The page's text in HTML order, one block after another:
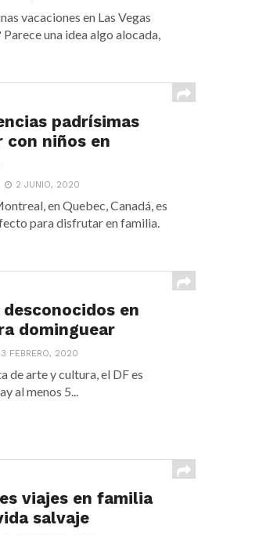
vacaciones en Las Vegas
Parece una idea algo alocada,
padrísimas
con niños en
2 JUNIO, 2020
en Quebec, Canadá, es
para disfrutar en familia.
desconocidos en
dominguear
FEBRERO, 2020
de arte y cultura, el DF es
al menos 5...
viajes en familia
salvaje